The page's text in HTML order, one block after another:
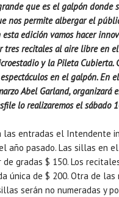
que es el galpón donde
nos permite albergar el
esta edición vamos hacer
tres recitales al aire libre en
y la Pileta Cubierta.
en el galpón. En
Abel Garland, organizará
lo realizaremos el sábado
las entradas el Intendente
año pasado. Las sillas en
de gradas $ 150. Los
única de $ 200. Otra de
serán no numeradas y